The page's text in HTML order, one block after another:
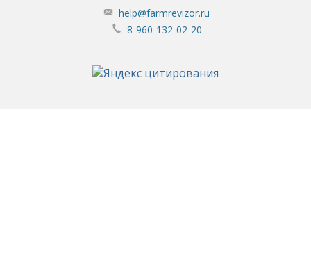
help@farmrevizor.ru
8-960-132-02-20